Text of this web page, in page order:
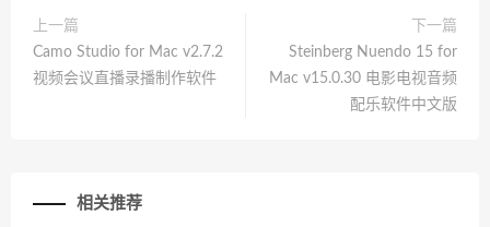
上一篇
Camo Studio for Mac v2.7.2
视频会议直播录播制作软件
下一篇
Steinberg Nuendo 15 for
Mac v15.0.30 电影电视音频
配乐软件中文版
相关推荐